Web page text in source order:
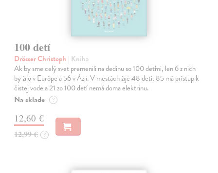
100 detí
Drösser Christoph | Kniha
Ak by sme celý svet premenili na dedinu so 100 deťmi, len 6 z nich
by žilo v Európe a 56 v Ázii. V mestách žije 48 detí, 85 má prístup k
čistej vode a 21 zo 100 detí nemá doma elektrinu.
Na sklade ?
12,60 €
12,99 € ?